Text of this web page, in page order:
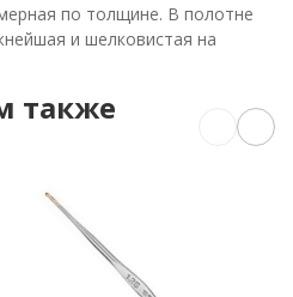
по толщине. В полотне
и шелковистая на
также